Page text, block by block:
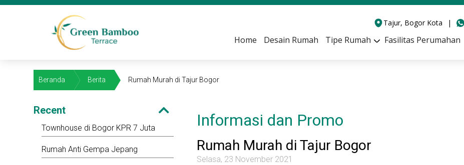
Tajur, Bogor Kota |
Home Desain Rumah Tipe Rumah Fasilitas Perumahan
Beranda Berita Rumah Murah di Tajur Bogor
Recent
Townhouse di Bogor KPR 7 Juta
Rumah Anti Gempa Jepang
Informasi dan Promo
Rumah Murah di Tajur Bogor
Selasa, 23 November 2021